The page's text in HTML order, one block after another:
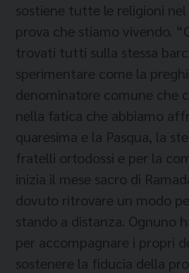
sostiene tutte le religioni
prova che stiamo vivendo.
trovati tutti sulla stessa
sperimentare come la
denominatore comune che
nella fatica che abbiamo
quaresima e la Pasqua, la
fratelli ortodossi e per la
inizia il mese sacro di
dovuto ritrovare un modo
stando a distanza. Ognuno
per accompagnare i propri
sostenere la fiducia della